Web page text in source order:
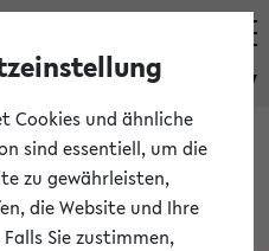
eKVV
Cookies und ähnliche
sind essentiell, um die
zu gewährleisten,
die Website und Ihre
Sie zustimmen,